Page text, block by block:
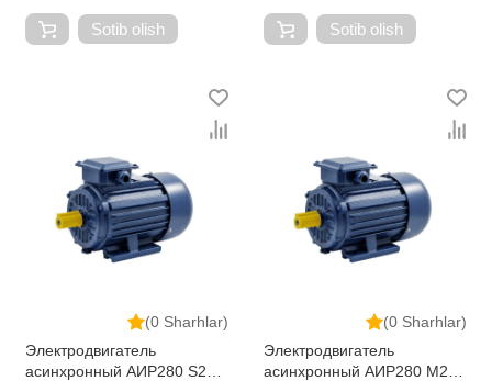
Sotib olish Sotib olish
(0 Sharhlar)
Электродвигатель
асинхронный АИР280 S2
(0 Sharhlar)
Электродвигатель
асинхронный АИР280 M2